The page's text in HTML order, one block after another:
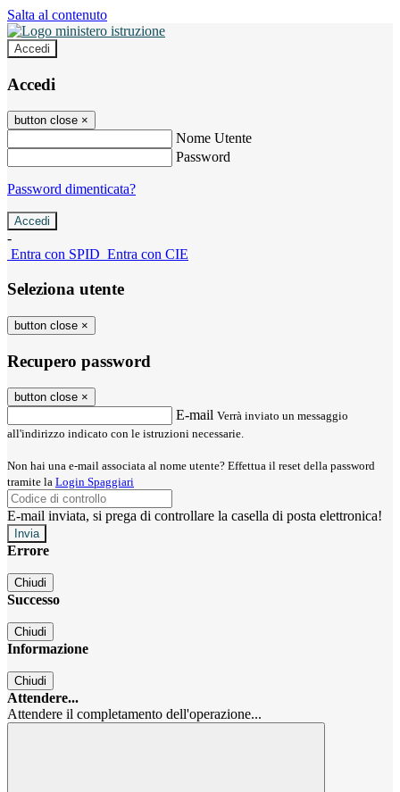
Salta al contenuto
Accedi
Accedi
button close ×
Nome Utente
Password
Password dimenticata?
-
Entra con SPID Entra con CIE
Seleziona utente
button close ×
Recupero password
button close ×
E-mail Verrà inviato un messaggio
all'indirizzo indicato con le istruzioni necessarie.
Non hai una e-mail associata al nome utente? Effettua il reset della password
tramite la Login Spaggiari
E-mail inviata, si prega di controllare la casella di posta elettronica!
Errore
Chiudi
Successo
Chiudi
Informazione
Chiudi
Attendere...
Attendere il completamento dell'operazione...